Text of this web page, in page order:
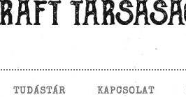
TUDÁSTÁR KAPCSOLAT